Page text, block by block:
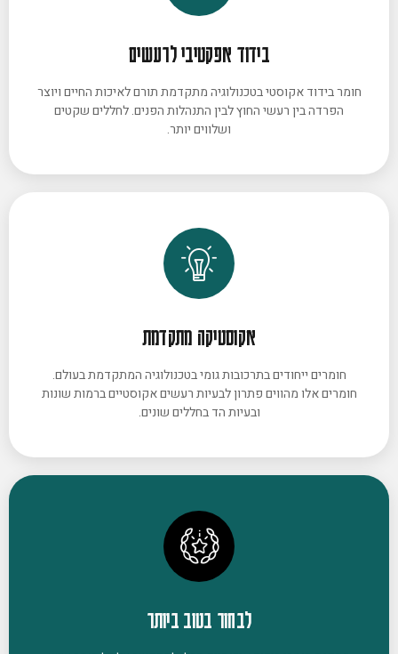
בידוד אפקטיבי לרעשים
חומר בידוד אקוסטי בטכנולוגיה מתקדמת תורם לאיכות החיים ויוצר
הפרדה בין רעשי החוץ לבין התנהלות הפנים. לחללים שקטים
ושלווים יותר.
אקוסטיקה מתקדמת
חומרים ייחודים בתרכובות גומי בטכנולוגיה המתקדמת בעולם.
חומרים אלו מהווים פתרון לבעיות רעשים אקוסטיים ברמות שונות
ובעיות הד בחללים שונים.
לבחור בטוב ביותר